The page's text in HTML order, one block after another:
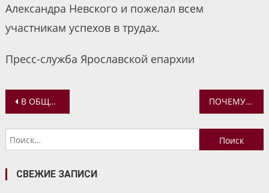
Александра Невского и пожелал всем
участникам успехов в трудах.
Пресс-служба Ярославской епархии
Навигация
по
записям
В ОБЩЕСТВЕННОЙ ПАЛАТЕ РФ СОСТОЯЛАСЬ ПРЕЗЕНТАЦИЯ КНИГИ «ИДЕОЛОГИЯ ПЕТРА I: ИСТОРИЧЕСКАЯ РАЗВИЛКА И ВЫБОР МОДЕЛИ РАЗВИТИЯ ГОСУДАРСТВА» ПОЧЕМУ ЖЕНЩИН НЕ ПУСКАЮТ НА АФОН? ТЕМА НОВОЙ ВСТРЕЧИ ДИСКУССИОННОГО КЛУБА ЯКОВЛЕВСКО-БЛАГОВЕЩЕНСКОГО ХРАМА ЯРОСЛАВЛЯ
Найти:
СВЕЖИЕ ЗАПИСИ